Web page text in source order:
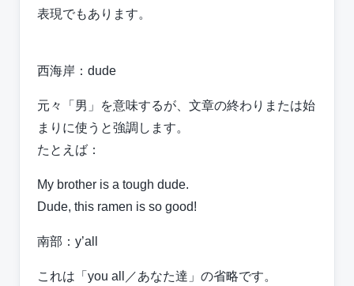
表現でもあります。
西海岸：dude
元々「男」を意味するが、文章の終わりまたは始
まりに使うと強調します。
たとえば：
My brother is a tough dude.
Dude, this ramen is so good!
南部：y’all
これは「you all／あなた達」の省略です。